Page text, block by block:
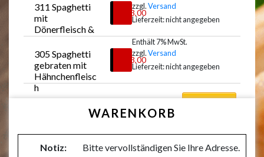
311 Spaghetti
mit
Dönerfleisch &
Käse
überbacken
13,00
zzgl.Versand
Lieferzeit: nicht angegeben
305 Spaghetti
gebraten mit
Hähnchenfleisc
h
13,00
Enthält 7% MwSt.
zzgl.Versand
Lieferzeit: nicht angegeben
WARENKORB
Notiz: Bitte vervollständigen Sie Ihre Adresse.